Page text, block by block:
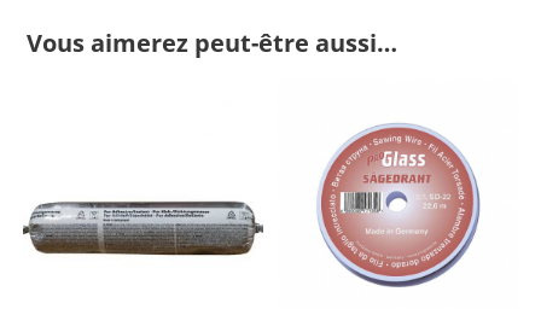
Vous aimerez peut-être aussi…